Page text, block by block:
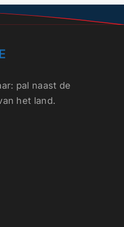
: pal naast de
het land.